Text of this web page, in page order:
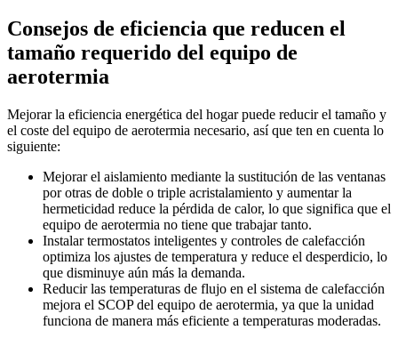
Consejos de eficiencia que reducen el
tamaño requerido del equipo de
aerotermia
Mejorar la eficiencia energética del hogar puede reducir el tamaño y
el coste del equipo de aerotermia necesario, así que ten en cuenta lo
siguiente:
Mejorar el aislamiento mediante la sustitución de las ventanas
por otras de doble o triple acristalamiento y aumentar la
hermeticidad reduce la pérdida de calor, lo que significa que el
equipo de aerotermia no tiene que trabajar tanto.
Instalar termostatos inteligentes y controles de calefacción
optimiza los ajustes de temperatura y reduce el desperdicio, lo
que disminuye aún más la demanda.
Reducir las temperaturas de flujo en el sistema de calefacción
mejora el SCOP del equipo de aerotermia, ya que la unidad
funciona de manera más eficiente a temperaturas moderadas.